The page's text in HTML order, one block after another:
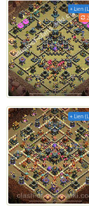
+ Lien
+ Lien